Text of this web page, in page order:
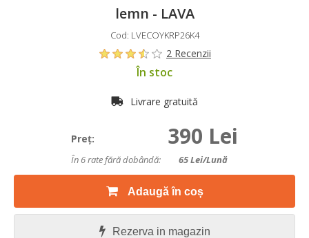
lemn - LAVA
Cod: LVECOYKRP26K4
2 Recenzii
În stoc
Livrare gratuită
Preţ: 390 Lei
În 6 rate fără dobândă: 65Lei/lună
Adaugă în coș
Rezerva in magazin